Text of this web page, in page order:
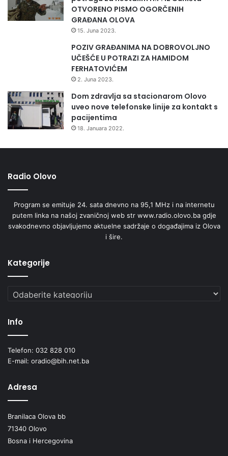
OTVORENO PISMO OGORČENIH
GRAĐANA OLOVA
15. Juna 2023.
POZIV GRAĐANIMA NA DOBROVOLJNO
UČEŠĆE U POTRAZI ZA HAMIDOM
FERHATOVIĆEM
2. Juna 2023.
Dom zdravlja sa stacionarom Olovo
uveo nove telefonske linije za kontakt s
pacijentima
18. Januara 2022.
Radio Olovo
Program se emituje 24. sata dnevno na 95,1 MHz i na internetu
putem linka na našoj zvaničnoj web str www.radio.olovo.ba gdje
svakodnevno objavljujemo aktuelne sadržaje o događajima iz Olova
i šire.
Kategorije
Kategorije
Info
Telefon: 032 828 010
E-mail: oradio@bih.net.ba
Adresa
Branilaca Olova bb
71340 Olovo
Bosna i Hercegovina